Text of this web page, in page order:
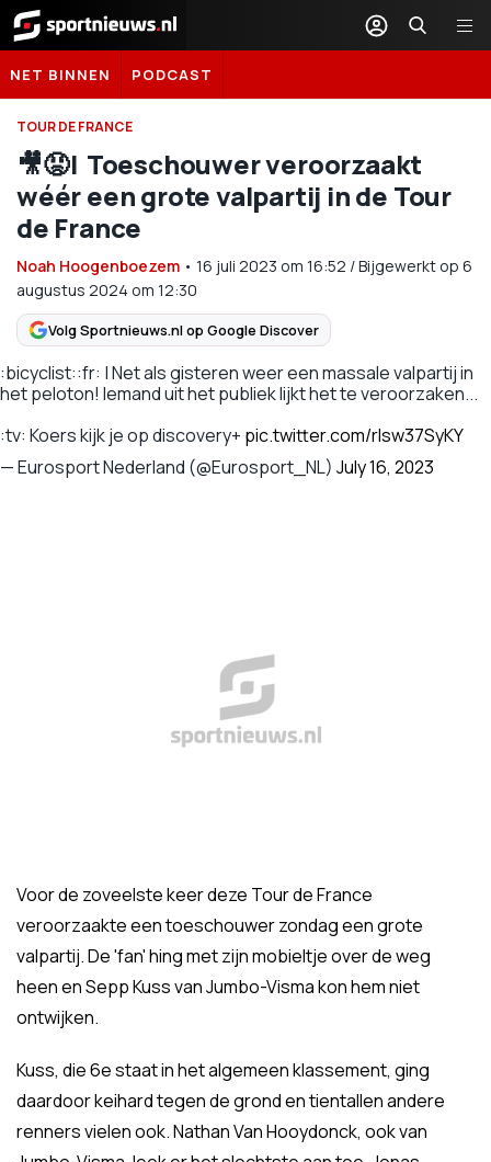
Sportnieuws.nl
NET BINNEN PODCAST
TOUR DE FRANCE
🎥😡 | Toeschouwer veroorzaakt
wéér een grote valpartij in de Tour
de France
Noah Hoogenboezem • 16 juli 2023 om 16:52 /Bijgewerkt op 6
augustus 2024 om 12:30
Volg Sportnieuws.nl op Google Discover
:bicyclist::fr: | Net als gisteren weer een massale valpartij in
het peloton! Iemand uit het publiek lijkt het te veroorzaken...
:tv: Koers kijk je op discovery+ pic.twitter.com/rIsw37SyKY
— Eurosport Nederland (@Eurosport_NL) July 16, 2023
Voor de zoveelste keer deze Tour de France
veroorzaakte een toeschouwer zondag een grote
valpartij. De 'fan' hing met zijn mobieltje over de weg
heen en Sepp Kuss van Jumbo-Visma kon hem niet
ontwijken.
Kuss, die 6e staat in het algemeen klassement, ging
daardoor keihard tegen de grond en tientallen andere
renners vielen ook. Nathan Van Hooydonck, ook van